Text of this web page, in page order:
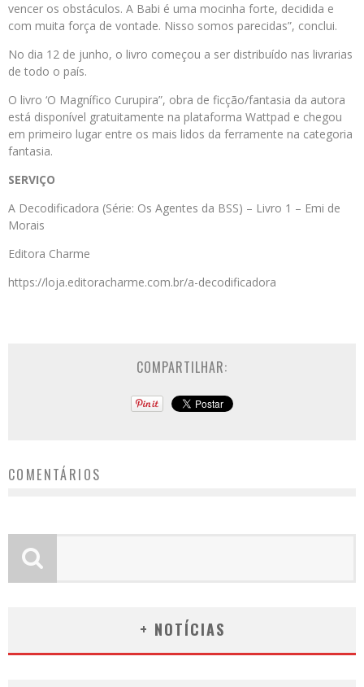
vencer os obstáculos. A Babi é uma mocinha forte, decidida e
com muita força de vontade. Nisso somos parecidas”, conclui.
No dia 12 de junho, o livro começou a ser distribuído nas livrarias
de todo o país.
O livro ‘O Magnífico Curupira”, obra de ficção/fantasia da autora
está disponível gratuitamente na plataforma Wattpad e chegou
em primeiro lugar entre os mais lidos da ferramente na categoria
fantasia.
SERVIÇO
A Decodificadora (Série: Os Agentes da BSS) – Livro 1 – Emi de
Morais
Editora Charme
https://loja.editoracharme.com.br/a-decodificadora
COMPARTILHAR:
COMENTÁRIOS
+ NOTÍCIAS